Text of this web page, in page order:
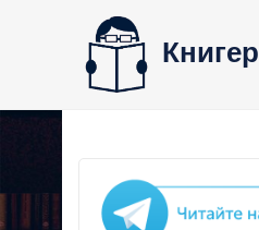
Книгер